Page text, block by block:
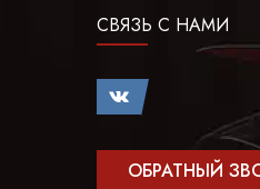
СВЯЗЬ С НАМИ
ОБРАТНЫЙ